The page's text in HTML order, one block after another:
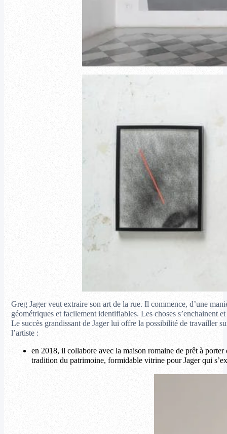
Greg Jager veut extraire son art de la rue. Il commence, d’une
géométriques et facilement identifiables. Les choses s’enchainent
Le succès grandissant de Jager lui offre la possibilité de travailler
l’artiste :
en 2018, il collabore avec la maison romaine de prêt à
tradition du patrimoine, formidable vitrine pour Jager qui